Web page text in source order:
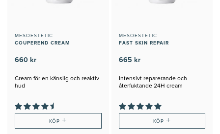
MESOESTETIC
COUPEREND CREAM
660 kr
Cream för en känslig och reaktiv
hud
KÖP+
MESOESTETIC
FAST SKIN REPAIR
665 kr
Intensivt reparerande och
återfuktande 24H cream
KÖP +